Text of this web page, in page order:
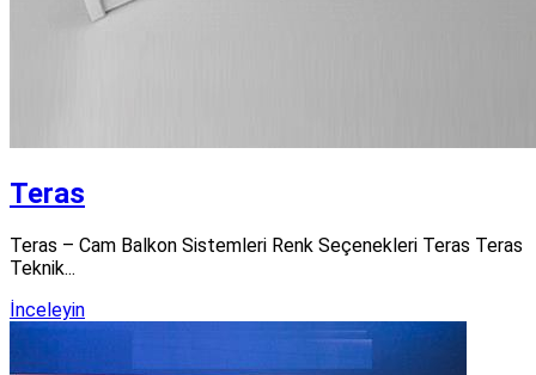
Teras
Teras – Cam Balkon Sistemleri Renk Seçenekleri Teras Teras
Teknik...
İnceleyin